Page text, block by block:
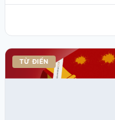
TỪ ĐIỂN